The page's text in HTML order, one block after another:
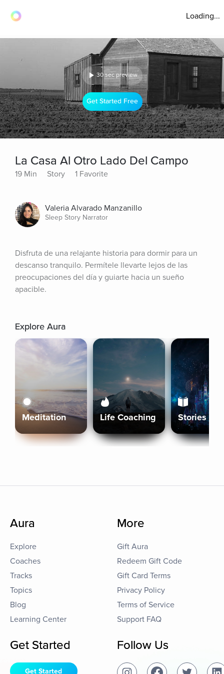
Loading...
30 sec preview
Get Started Free
La Casa Al Otro Lado Del Campo
19 Min Story 1 Favorite
Valeria Alvarado Manzanillo
Sleep Story Narrator
Disfruta de una relajante historia para dormir para un
descanso tranquilo. Permítele llevarte lejos de las
preocupaciones del día y guiarte hacia un sueño
apacible.
Explore Aura
Meditation Life Coaching Stories
Aura
Explore
Coaches
Tracks
Topics
Blog
Learning Center
More
Gift Aura
Redeem Gift Code
Gift Card Terms
Privacy Policy
Terms of Service
Support FAQ
Get Started
Get Started
Follow Us